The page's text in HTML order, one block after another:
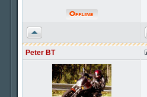
Hore
Peter BT